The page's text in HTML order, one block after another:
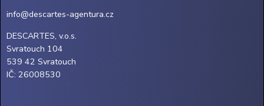
info@descartes-agentura.cz
DESCARTES, v.o.s.
Svratouch 104
539 42 Svratouch
IČ: 26008530